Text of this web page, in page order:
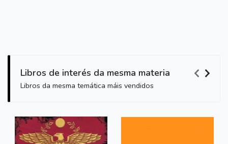
Libros de interés da mesma materia
Libros da mesma temática máis vendidos